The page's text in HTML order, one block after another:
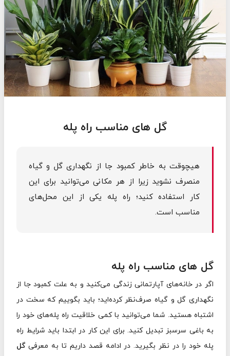
گل های مناسب راه پله
هیچوقت به خاطر کمبود جا از نگهداری گل و گیاه
منصرف نشوید زیرا از هر مکانی می‌توانید برای این
کار استفاده کنید؛ راه پله‌ یکی از این محل‌های
مناسب است.
گل های مناسب راه پله
اگر در خانه‌های آپارتمانی زندگی می‌کنید و به علت کمبود جا از
نگهداری گل‌ و گیاه صرف‌نظر کرده‌اید؛ باید بگوییم که سخت در
اشتباه هستید. شما می‌توانید با کمی خلاقیت راه پله‌های خود را
به باغی سرسبز تبدیل کنید. برای این کار در ابتدا باید شرایط راه
پله خود را در نظر بگیرید. در ادامه قصد داریم تا به معرفیگل